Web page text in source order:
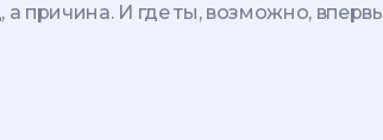
а причина. И где ты, возможно,